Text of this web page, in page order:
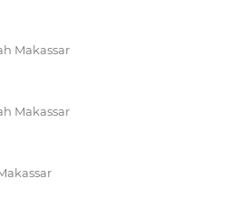
Makassar
Makassar